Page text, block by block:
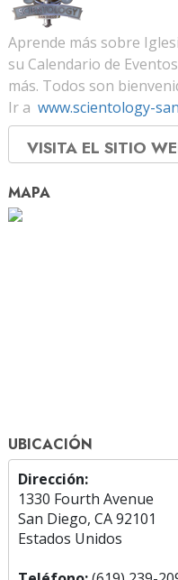
Aprende más sobre
su Calendario de
más. Todos son
Ir a www.scientology-
VISITA EL SITIO
MAPA
UBICACIÓN
Dirección:
1330 Fourth Avenue
San Diego, CA 92101
Estados Unidos